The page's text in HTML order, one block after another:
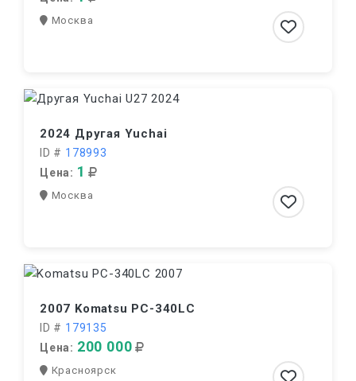
Москва
2024 Другая Yuchai
ID # 178993
Цена: 1
Москва
2007 Komatsu PC-340LC
ID # 179135
Цена: 200 000
Красноярск